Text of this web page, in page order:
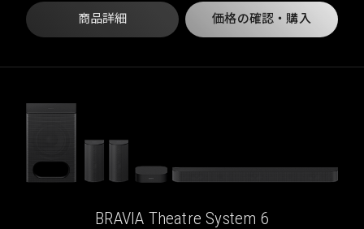
商品詳細 価格の確認・購入
BRAVIA Theatre System 6